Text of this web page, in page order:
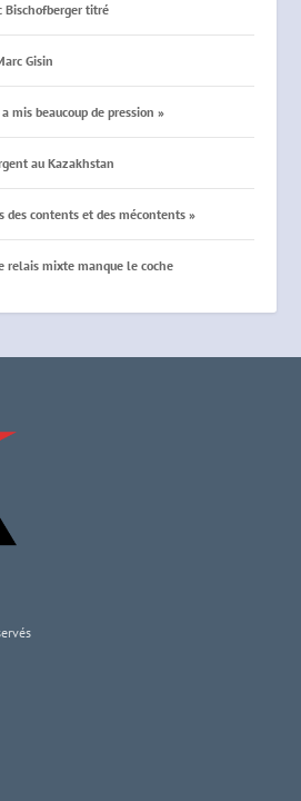
Bischofberger titré
Gisin
mis beaucoup de pression »
au Kazakhstan
des contents et des mécontents »
relais mixte manque le coche